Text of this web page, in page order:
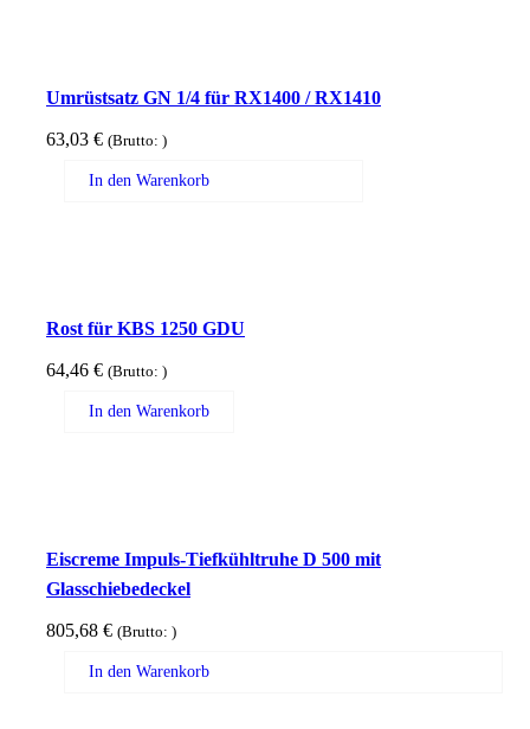
Umrüstsatz GN 1/4 für RX1400 / RX1410
63,03 € (Brutto: )
In den Warenkorb
Rost für KBS 1250 GDU
64,46 € (Brutto: )
In den Warenkorb
Eiscreme Impuls-Tiefkühltruhe D 500 mit
Glasschiebedeckel
805,68 € (Brutto: )
In den Warenkorb